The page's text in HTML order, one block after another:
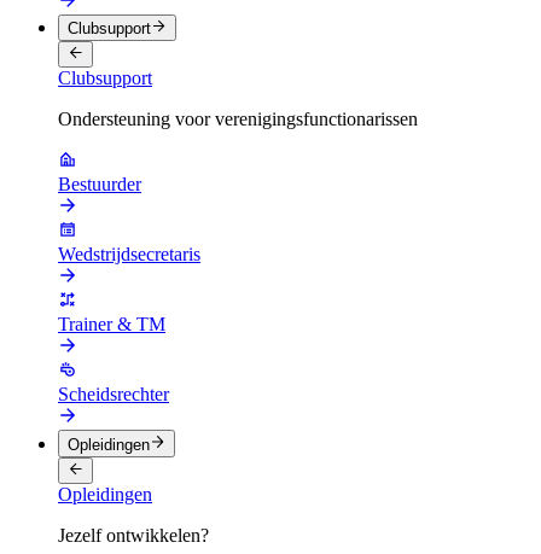
Clubsupport
Clubsupport
Ondersteuning voor verenigingsfunctionarissen
Bestuurder
Wedstrijdsecretaris
Trainer & TM
Scheidsrechter
Opleidingen
Opleidingen
Jezelf ontwikkelen?